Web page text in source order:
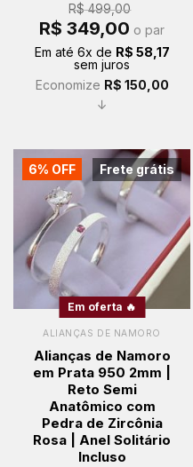
R$499,00
O
preço
era:
R$ 499,00.
R$ 349,00 preço
é:
o par
Em até 6x de R$ 58,17
sem juros
Economize R$ 150,00
↓
Frete grátis
6% OFF
Em oferta 🔥
ALIANÇAS DE NAMORO
Alianças de Namoro
em Prata 950 2mm |
Reto Semi
Anatômico com
Pedra de Zircônia
Rosa | Anel Solitário
Incluso